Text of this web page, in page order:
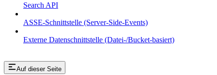
Search API
ASSE-Schnittstelle (Server-Side-Events)
Externe Datenschnittstelle (Datei-/Bucket-basiert)
Auf dieser Seite